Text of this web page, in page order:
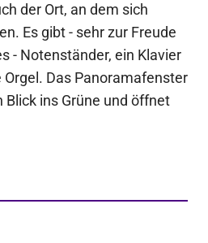
der Ort, an dem sich
Es gibt - sehr zur Freude
- Notenständer, ein Klavier
Orgel. Das Panoramafenster
Blick ins Grüne und öffnet